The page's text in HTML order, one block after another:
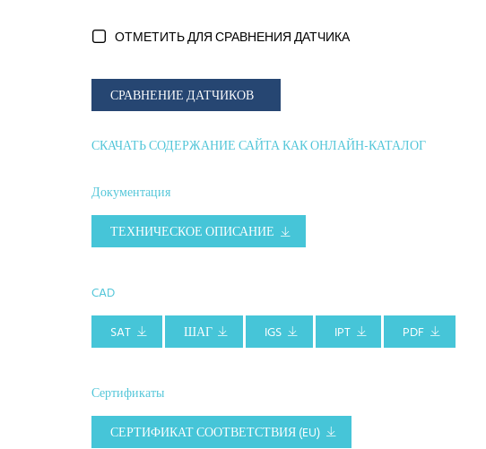
ОТМЕТИТЬ ДЛЯ СРАВНЕНИЯ ДАТЧИКА
СРАВНЕНИЕ ДАТЧИКОВ
СКАЧАТЬ СОДЕРЖАНИЕ САЙТА КАК ОНЛАЙН-КАТАЛОГ
Документация
ТЕХНИЧЕСКОЕ ОПИСАНИЕ
CAD
SAT
ШАГ IGS IPT PDF
Сертификаты
СЕРТИФИКАТ СООТВЕТСТВИЯ (EU)